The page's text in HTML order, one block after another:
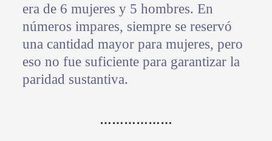
era de 6 mujeres y 5 hombres. En
números impares, siempre se reservó
una cantidad mayor para mujeres, pero
eso no fue suficiente para garantizar la
paridad sustantiva.
………………